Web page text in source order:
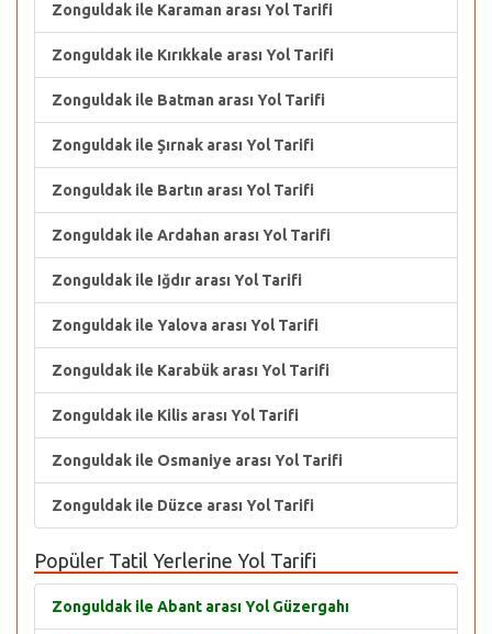
Zonguldak ile Karaman arası Yol Tarifi
Zonguldak ile Kırıkkale arası Yol Tarifi
Zonguldak ile Batman arası Yol Tarifi
Zonguldak ile Şırnak arası Yol Tarifi
Zonguldak ile Bartın arası Yol Tarifi
Zonguldak ile Ardahan arası Yol Tarifi
Zonguldak ile Iğdır arası Yol Tarifi
Zonguldak ile Yalova arası Yol Tarifi
Zonguldak ile Karabük arası Yol Tarifi
Zonguldak ile Kilis arası Yol Tarifi
Zonguldak ile Osmaniye arası Yol Tarifi
Zonguldak ile Düzce arası Yol Tarifi
Popüler Tatil Yerlerine Yol Tarifi
Zonguldak ile Abant arası Yol Güzergahı